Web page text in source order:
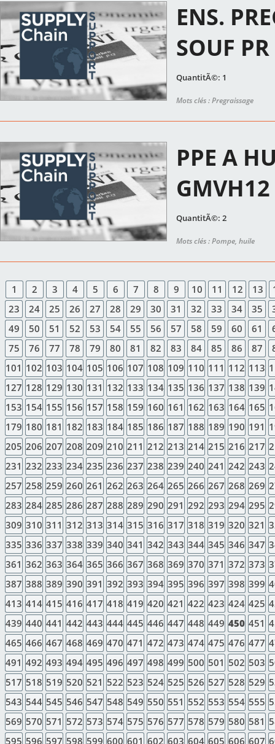
ENS.
SOUF
QuantitÃ©: 1
Mots clés : Pregraissage
PPE A
GMVH12
QuantitÃ©: 2
Mots clés : Pompe, huile
1 2 3 4 5 6 7 8 9 10 11 12 13
23
24 25 26 27 28 29 30 31 32 33 34 35
49
50 51 52 53 54 55 56 57 58 59 60 61
75
76 77 78 79 80 81 82 83 84 85 86 87
101 102 103 104 105 106 107 108 109 110 111 112 113
127 128 129 130 131 132 133 134 135 136 137 138 139
153 154 155 156 157 158 159 160 161 162 163 164 165
179 180 181 182 183 184 185 186 187 188 189 190 191
205 206 207 208 209 210 211 212 213 214 215 216 217
231 232 233 234 235 236 237 238 239 240 241 242 243
257 258 259 260 261 262 263 264 265 266 267 268 269
283 284 285 286 287 288 289 290 291 292 293 294 295
309 310 311 312 313 314 315 316 317 318 319 320 321
335 336 337 338 339 340 341 342 343 344 345 346 347
361 362 363 364 365 366 367 368 369 370 371 372 373
387 388 389 390 391 392 393 394 395 396 397 398 399
413 414 415 416 417 418 419 420 421 422 423 424 425
439 440 441 442 443 444 445 446 447 448 449 450 451
465 466 467 468 469 470 471 472 473 474 475 476 477
491 492 493 494 495 496 497 498 499 500 501 502 503
517 518 519 520 521 522 523 524 525 526 527 528 529
543 544 545 546 547 548 549 550 551 552 553 554 555
569 570 571 572 573 574 575 576 577 578 579 580 581
595 596 597 598 599 600 601 602 603 604 605 606 607